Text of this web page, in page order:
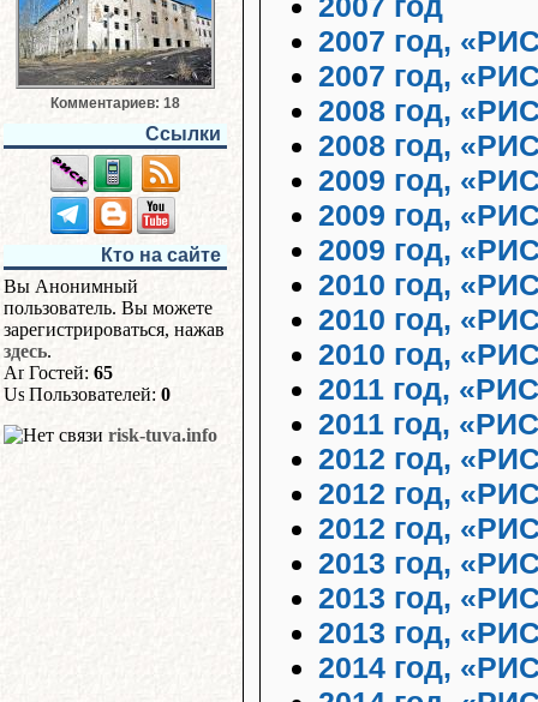
Комментариев: 18
Ссылки
Кто на сайте
Вы Анонимный
пользователь. Вы можете
зарегистрироваться, нажав
здесь.
Гостей: 65
Пользователей: 0
risk-tuva.info
2007 год,
2007 год,
2008 год,
2008 год,
2009 год,
2009 год,
2009 год,
2010 год,
2010 год,
2010 год,
2011 год,
2011 год,
2012 год,
2012 год,
2012 год,
2013 год,
2013 год,
2013 год,
2014 год,